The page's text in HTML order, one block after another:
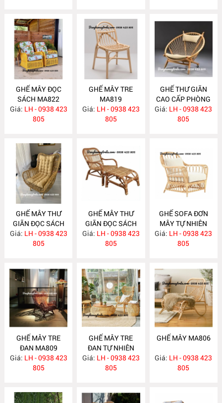
GHẾ MÂY ĐỌC
SÁCH MA822
Giá: LH - 0938 423
805
GHẾ MÂY TRE
MA819
Giá: LH - 0938 423
805
GHẾ THƯ GIÃN
CAO CẤP PHÒNG
KHÁCH MA818
Giá: LH - 0938 423
805
GHẾ MÂY THƯ
GIÃN ĐỌC SÁCH
BẰNG MÂY
MA816
Giá: LH - 0938 423
805
GHẾ MÂY THƯ
GIÃN ĐỌC SÁCH
KÈM GÁC CHÂN
MA815
Giá: LH - 0938 423
805
GHẾ SOFA ĐƠN
MÂY TỰ NHIÊN
MA810
Giá: LH - 0938 423
805
GHẾ MÂY TRE
ĐAN MA809
Giá: LH - 0938 423
805
GHẾ MÂY TRE
ĐAN TỰ NHIÊN
MA808
Giá: LH - 0938 423
805
GHẾ MÂY MA806
Giá: LH - 0938 423
805